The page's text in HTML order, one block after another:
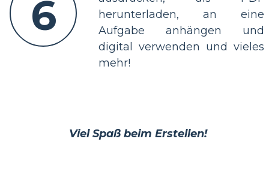
6
herunterladen, an eine
Aufgabe anhängen und
digital verwenden und vieles
mehr!
Viel Spaß beim Erstellen!